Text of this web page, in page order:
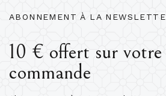
ABONNEMENT À LA
10 € offert sur votre
commande